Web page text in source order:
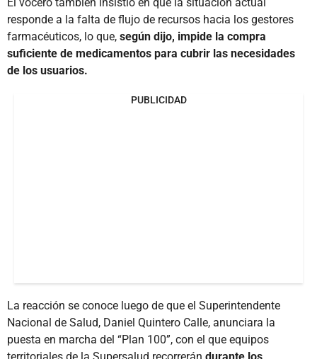
responde a la falta de flujo de recursos hacia los gestores
farmacéuticos, lo que, según dijo, impide la compra
suficiente de medicamentos para cubrir las necesidades
de los usuarios.
PUBLICIDAD
La reacción se conoce luego de que el Superintendente
Nacional de Salud, Daniel Quintero Calle, anunciara la
puesta en marcha del “Plan 100”, con el que equipos
territoriales de la Supersalud recorrerán durante los